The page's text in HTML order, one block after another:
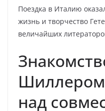
Поездка в Италию
жизнь и творчество
величайших
Шиллером
над